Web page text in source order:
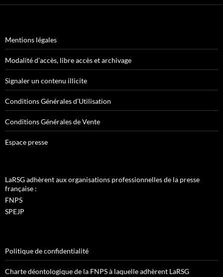
Mentions légales
Modalité d’accès, libre accès et archivage
Signaler un contenu illicite
Conditions Générales d’Utilisation
Conditions Générales de Vente
Espace presse
LaRSG adhèrent aux organisations professionnelles de la presse
française :
FNPS
SPEJP
Politique de confidentialité
Charte déontologique de la FNPS à laquelle adhèrent LaRSG